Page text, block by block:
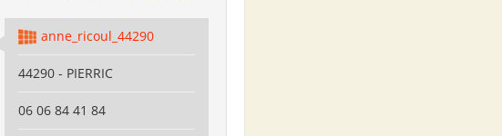
anne_ricoul_44290
44290 - PIERRIC
06 06 84 41 84